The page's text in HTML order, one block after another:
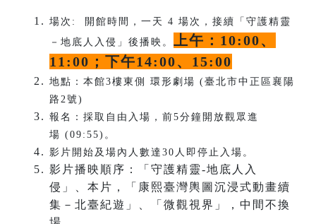
場次: 開館時間，一天 4 場次，接續「守護精靈
－地底人入侵」後播映。 上午：10:00、
11:00；下午14:00、15:00
地點：本館3樓東側 環形劇場 (臺北市中正區襄陽
路2號)
報名：採取自由入場，前5分鐘開放觀眾進
場 (09:55)。
影片開始及場內人數達30人即停止入場。
影片播映順序：「守護精靈-地底人入
侵」、本片，「康熙臺灣輿圖沉浸式動畫續
集－北臺紀遊」、「微觀視界」，中間不換